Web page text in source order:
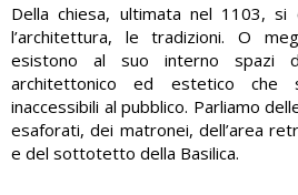
Della chiesa, ultimata nel 1103,
l’architettura, le tradizioni. O
esistono al suo interno spazi
architettonico ed estetico che
inaccessibili al pubblico. Parliamo
esaforati, dei matronei, dell’area
e del sottotetto della Basilica.